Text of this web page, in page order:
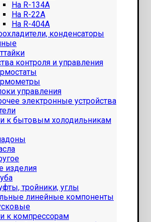
На R-134A
На R-22A
На R-404A
конденсаторы
контроля и управления
управления
электронные устройства
к бытовым холодильникам
изделия
тройники, углы
линейные компоненты
к компрессорам